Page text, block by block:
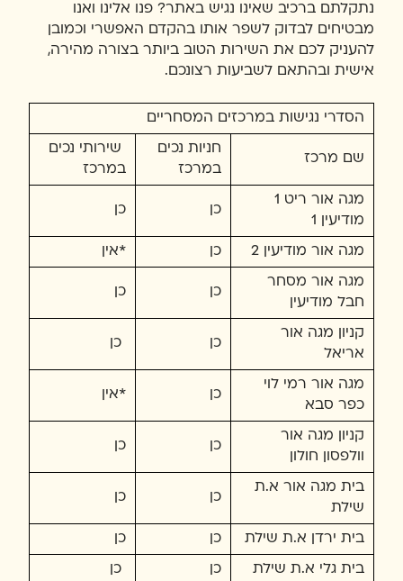
נתקלתם ברכיב שאינו נגיש באתר? פנו אלינו ואנו
מבטיחים לבדוק לשפר אותו בהקדם האפשרי וכמובן
להעניק לכם את השירות הטוב ביותר בצורה מהירה,
אישית ובהתאם לשביעות רצונכם.
הסדרי נגישות במרכזים המסחריים
שם מרכז
חניות נכים
במרכז
שירותי נכים
במרכז
מגה אור ריט 1
מודיעין 1
כן כן
מגה אור מודיעין 2 כן *אין
מגה אור מסחר
חבל מודיעין
כן כן
קניון מגה אור
אריאל
כן כן
מגה אור רמי לוי
כפר סבא
כן *אין
קניון מגה אור
וולפסון חולון
כן כן
בית מגה אור א.ת
שילת
כן כן
בית ירדן א.ת שילת כן כן
בית גלי א.ת שילת כן כן